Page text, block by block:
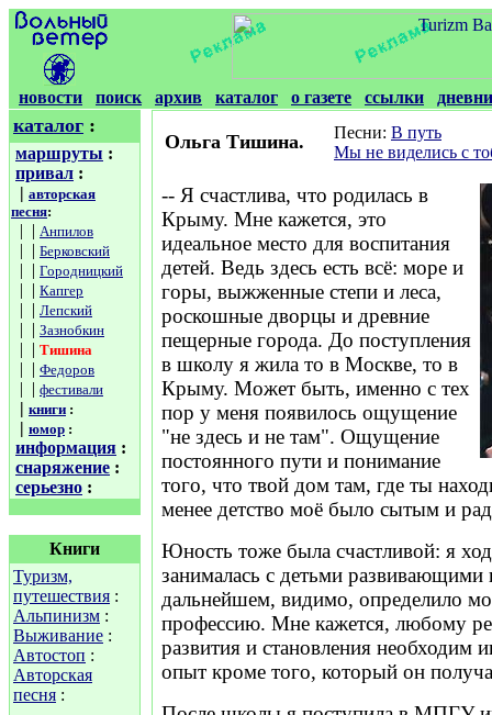
новости поиск архив каталог о газете ссылки
каталог :
маршруты :
привал :
| авторская
песня:
| | Анпилов
| | Берковский
| | Городницкий
| | Капгер
| | Лепский
| | Зазнобкин
| | Тишина
| | Федоров
| | фестивали
| книги :
| юмор :
информация :
снаряжение :
серьезно :
Книги
Туризм,
путешествия :
Альпинизм :
Выживание :
Автостоп :
Авторская
песня :
Ольга Тишина. Песни: В путь
Мы не виделись с
-- Я счастлива, что родилась в
Крыму. Мне кажется, это
идеальное место для воспитания
детей. Ведь здесь есть всё: море и
горы, выжженные степи и леса,
роскошные дворцы и древние
пещерные города. До поступления
в школу я жила то в Москве, то в
Крыму. Может быть, именно с тех
пор у меня появилось ощущение
"не здесь и не там". Ощущение
постоянного пути и понимание
того, что твой дом там, где ты
менее детство моё было сытым и
Юность тоже была счастливой: я
занималась с детьми развивающими
дальнейшем, видимо, определило
профессию. Мне кажется, любому
развития и становления необходим
опыт кроме того, который он